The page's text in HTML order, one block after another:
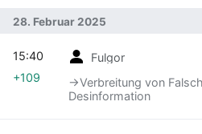
28. Februar 2025
Fulgor
→‎Verbreitung von
Desinformation
15:40
+109